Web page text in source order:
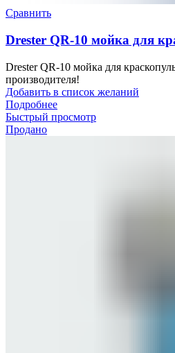
Сравнить
Drester QR-10 мойка для
Drester QR-10 мойка для
производителя!
Добавить в список желаний
Подробнее
Быстрый просмотр
Продано